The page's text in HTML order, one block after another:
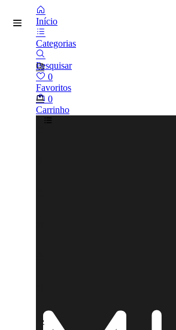
Início
Categorias
Pesquisar
0
Favoritos
0
Carrinho